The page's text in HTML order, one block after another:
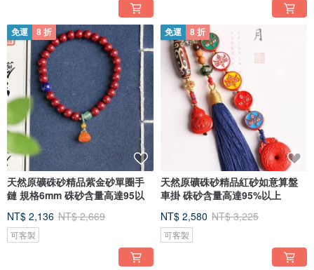
免運 8 折
天然原礦硃砂精品紫金砂單圈手
鏈 規格6mm 硃砂含量高達95以
NT$ 2,136 NT$ 2,669
可客製
免運 8 折
天然原礦硃砂精品紅砂如意算盤
車掛 硃砂含量高達95%以上
NT$ 2,580 NT$ 3,225
可客製